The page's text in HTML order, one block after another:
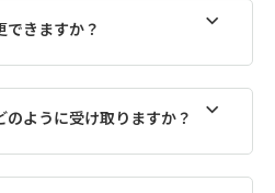
できますか？
ように受け取りますか？